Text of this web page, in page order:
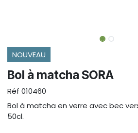
NOUVEAU
Bol à matcha SORA
Réf 010460
Bol à matcha en verre avec bec
50cl.